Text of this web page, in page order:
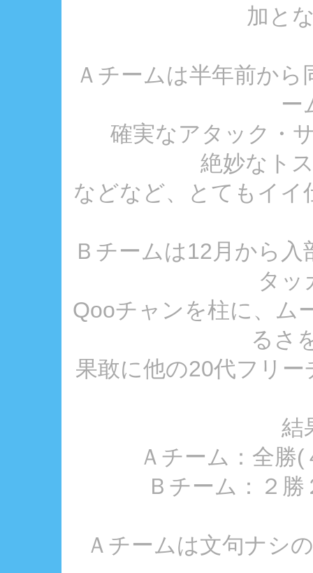
加と
Ａチームは半年前か
ー
確実なアタック・
絶妙なト
などなど、とてもイ
Ｂチームは12月から
タッ
Qooチャンを柱に、ム
るさ
果敢に他の20代フリ
Ａチーム：全勝
Ｂチーム：２
Ａチームは文句ナシ